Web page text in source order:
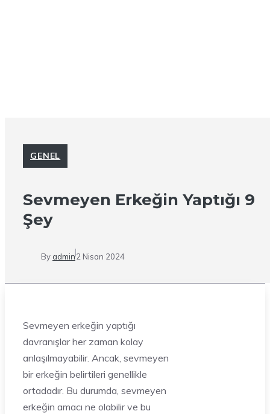
GENEL
Sevmeyen Erkeğin Yaptığı 9
Şey
By admin2 Nisan 2024
Sevmeyen erkeğin yaptığı
davranışlar her zaman kolay
anlaşılmayabilir. Ancak, sevmeyen
bir erkeğin belirtileri genellikle
ortadadır. Bu durumda, sevmeyen
erkeğin amacı ne olabilir ve bu